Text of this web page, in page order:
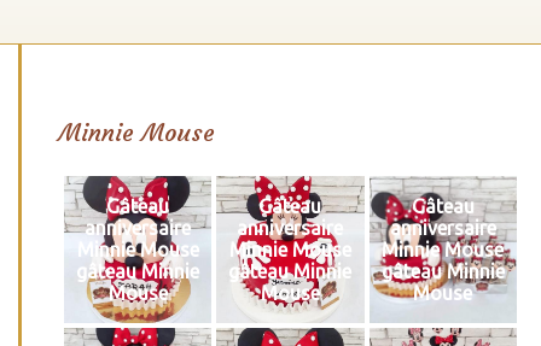
Minnie Mouse
Gâteau
anniversaire
Minnie Mouse
gâteau Minnie
Mouse
Gâteau
anniversaire
Minnie Mouse
gâteau Minnie
Mouse
Gâteau
anniversaire
Minnie Mouse
gâteau Minnie
Mouse